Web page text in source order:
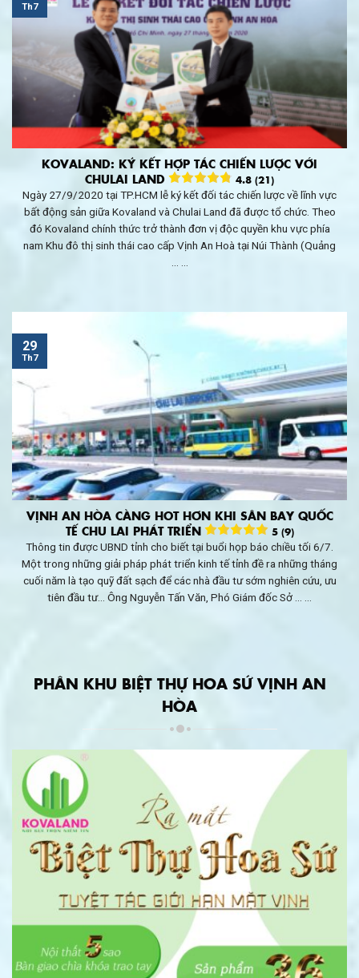
KOVALAND: KÝ KẾT HỢP TÁC CHIẾN LƯỢC VỚI
CHULAI LAND
4.8 (21)
Ngày 27/9/2020 tại TP.HCM lễ ký kết đối tác chiến lược về lĩnh vực
bất động sản giữa Kovaland và Chulai Land đã được tổ chức. Theo
đó Kovaland chính thức trở thành đơn vị độc quyền khu vực phía
nam Khu đô thị sinh thái cao cấp Vịnh An Hoà tại Núi Thành (Quảng
Th7
VỊNH AN HÒA CÀNG HOT HƠN KHI SÂN BAY QUỐC
TẾ CHU LAI PHÁT TRIỂN
5 (9)
Thông tin được UBND tỉnh cho biết tại buổi họp báo chiều tối 6/7.
Một trong những giải pháp phát triển kinh tế tỉnh đề ra những tháng
cuối năm là tạo quỹ đất sạch để các nhà đầu tư sớm nghiên cứu, ưu
tiên đầu tư… Ông Nguyễn Tấn Văn, Phó Giám đốc Sở ... ...
29
Th7
PHÂN KHU BIỆT THỰ HOA SỨ VỊNH AN
HÒA